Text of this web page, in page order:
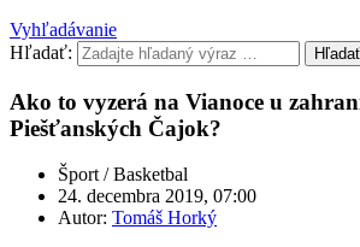
Vyhľadávanie
Hľadať:
Hľadať
Ako to vyzerá na Vianoce u
Piešťanských Čajok?
Šport / Basketbal
24. decembra 2019, 07:00
Autor: Tomáš Horký